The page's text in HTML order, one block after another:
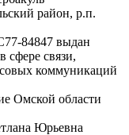
район, р.п.
84847 выдан
сфере связи,
коммуникаций
Омской области
Юрьевна